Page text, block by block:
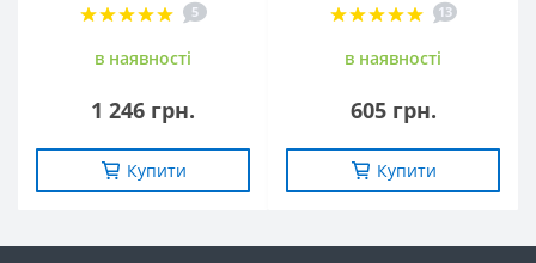
5
в наявностi
1 246 грн.
Купити
13
в наявностi
605 грн.
Купити